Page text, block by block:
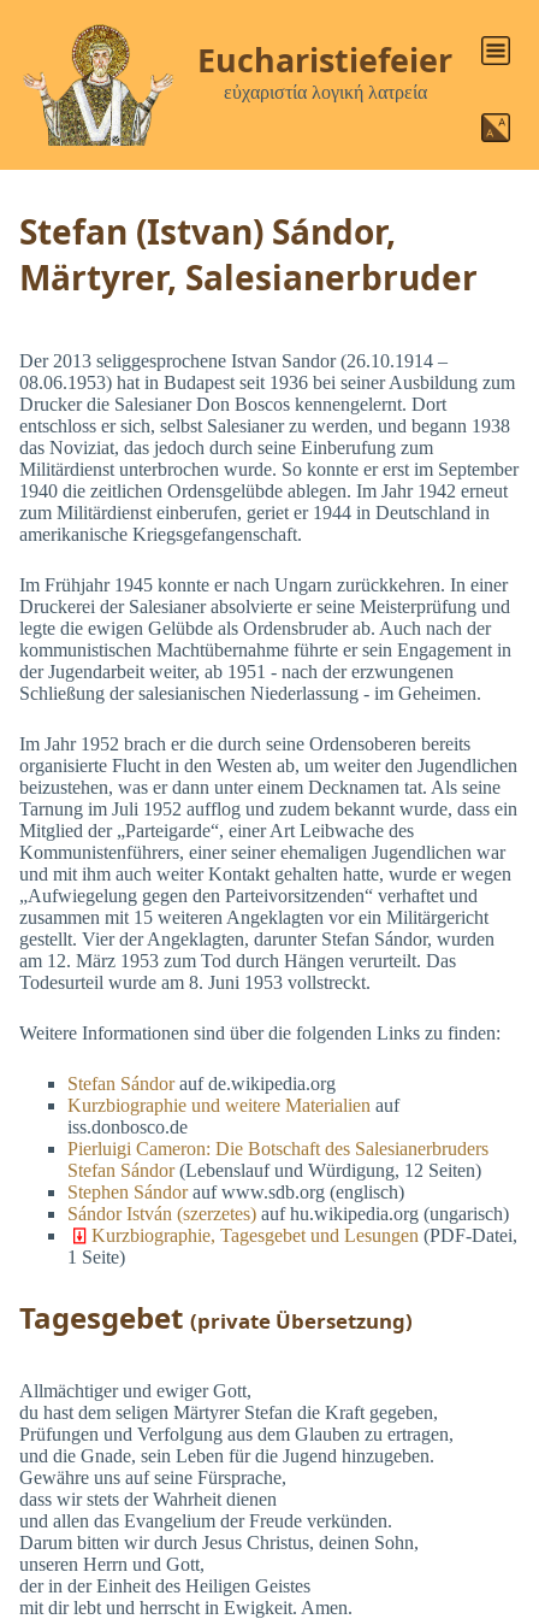
Eucharistiefeier
εὐχαριστία λογική λατρεία
Stefan (Istvan) Sándor,
Märtyrer, Salesianerbruder
Der 2013 seliggesprochene Istvan Sandor (26.10.1914 –
08.06.1953) hat in Budapest seit 1936 bei seiner Ausbildung zum
Drucker die Salesianer Don Boscos kennengelernt. Dort
entschloss er sich, selbst Salesianer zu werden, und begann 1938
das Noviziat, das jedoch durch seine Einberufung zum
Militärdienst unterbrochen wurde. So konnte er erst im September
1940 die zeitlichen Ordensgelübde ablegen. Im Jahr 1942 erneut
zum Militärdienst einberufen, geriet er 1944 in Deutschland in
amerikanische Kriegsgefangenschaft.
Im Frühjahr 1945 konnte er nach Ungarn zurückkehren. In einer
Druckerei der Salesianer absolvierte er seine Meisterprüfung und
legte die ewigen Gelübde als Ordensbruder ab. Auch nach der
kommunistischen Machtübernahme führte er sein Engagement in
der Jugendarbeit weiter, ab 1951 - nach der erzwungenen
Schließung der salesianischen Niederlassung - im Geheimen.
Im Jahr 1952 brach er die durch seine Ordensoberen bereits
organisierte Flucht in den Westen ab, um weiter den Jugendlichen
beizustehen, was er dann unter einem Decknamen tat. Als seine
Tarnung im Juli 1952 aufflog und zudem bekannt wurde, dass ein
Mitglied der „Parteigarde“, einer Art Leibwache des
Kommunistenführers, einer seiner ehemaligen Jugendlichen war
und mit ihm auch weiter Kontakt gehalten hatte, wurde er wegen
„Aufwiegelung gegen den Parteivorsitzenden“ verhaftet und
zusammen mit 15 weiteren Angeklagten vor ein Militärgericht
gestellt. Vier der Angeklagten, darunter Stefan Sándor, wurden
am 12. März 1953 zum Tod durch Hängen verurteilt. Das
Todesurteil wurde am 8. Juni 1953 vollstreckt.
Weitere Informationen sind über die folgenden Links zu finden:
Stefan Sándorauf de.wikipedia.org
Kurzbiographie und weitere Materialien auf
iss.donbosco.de
Pierluigi Cameron: Die Botschaft des Salesianerbruders
Stefan Sándor(Lebenslauf und Würdigung, 12 Seiten)
Stephen Sándorauf www.sdb.org (englisch)
Sándor István (szerzetes) auf hu.wikipedia.org (ungarisch)
Kurzbiographie, Tagesgebet und Lesungen (PDF-Datei,
1 Seite)
Tagesgebet (private Übersetzung)
Allmächtiger und ewiger Gott,
du hast dem seligen Märtyrer Stefan die Kraft gegeben,
Prüfungen und Verfolgung aus dem Glauben zu ertragen,
und die Gnade, sein Leben für die Jugend hinzugeben.
Gewähre uns auf seine Fürsprache,
dass wir stets der Wahrheit dienen
und allen das Evangelium der Freude verkünden.
Darum bitten wir durch Jesus Christus, deinen Sohn,
unseren Herrn und Gott,
der in der Einheit des Heiligen Geistes
mit dir lebt und herrscht in Ewigkeit. Amen.